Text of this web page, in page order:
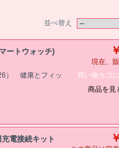
並べ替え
ートウォッチ)
） 健康とフィッ
現在、
買い物カゴ
商品を見
電接続キット